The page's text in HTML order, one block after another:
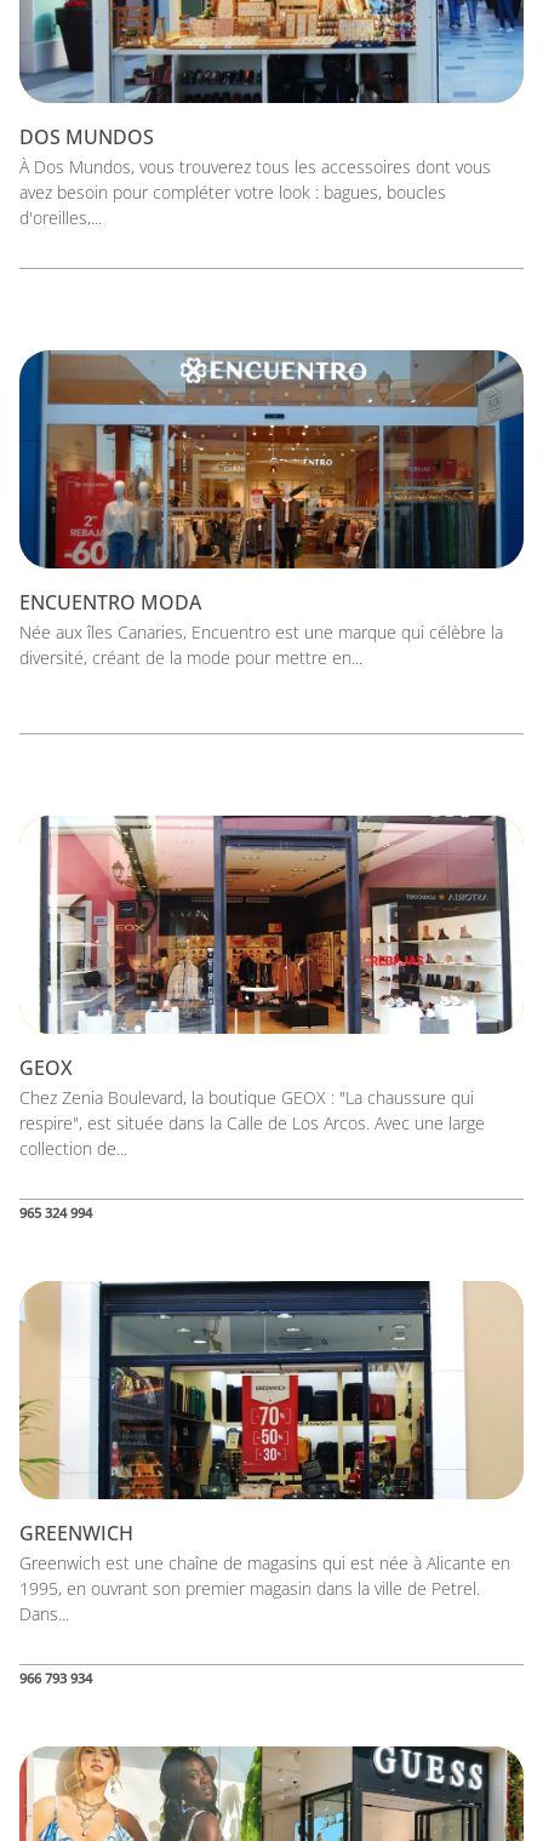
DOS MUNDOS
À Dos Mundos, vous trouverez tous les accessoires dont vous
avez besoin pour compléter votre look : bagues, boucles
d'oreilles,...
ENCUENTRO MODA
Née aux îles Canaries, Encuentro est une marque qui célèbre la
diversité, créant de la mode pour mettre en...
GEOX
Chez Zenia Boulevard, la boutique GEOX : "La chaussure qui
respire", est située dans la Calle de Los Arcos. Avec une large
collection de...
965 324 994
GREENWICH
Greenwich est une chaîne de magasins qui est née à Alicante en
1995, en ouvrant son premier magasin dans la ville de Petrel.
Dans...
966 793 934